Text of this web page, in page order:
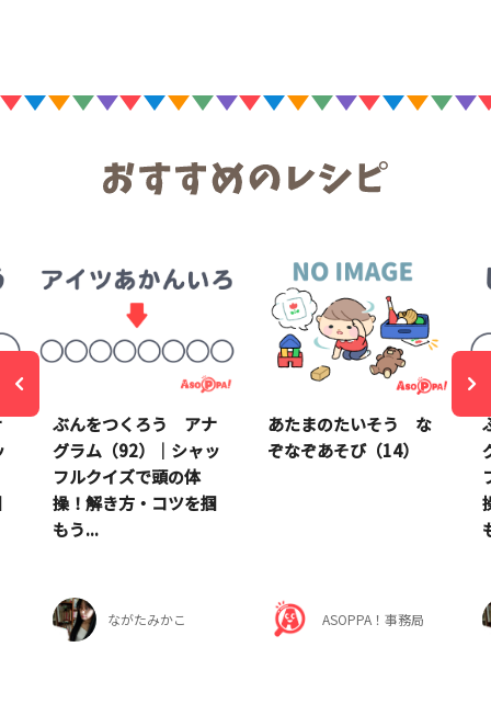
ぶんをつくろう アナ
グラム（92）｜シャッ
フルクイズで頭の体
操！解き方・コツを掴
もう...
ながたみかこ
あたまのたいそう な
ぞなぞあそび（14）
ASOPPA！事務局